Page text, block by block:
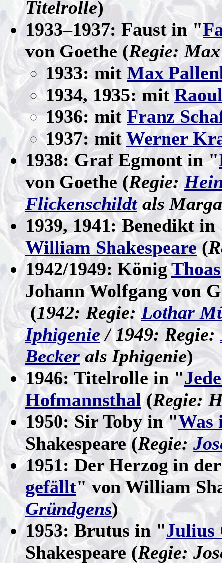
Titelrolle)
1933–1937: Faust in "
von Goethe (Regie:
1933: mit Max
1934, 1935: mit
1936: mitFranz
1937: mit Werner
1938: Graf Egmont in "
von Goethe (Regie:
Flickenschildtals
1939, 1941: Benedikt
William Shakespeare(
1942/1949: KönigThoas
Johann Wolfgang von
(1942: Regie:Lothar
Iphigenie/ 1949: Regie:
Beckerals Iphigenie)
1946: Titelrolle in "
Hofmannsthal(Regie:
1950: Sir Toby in "Was
Shakespeare (Regie:
1951: Der Herzog in
gefällt" von William
Gründgens)
1953: Brutus in "Julius
Shakespeare (Regie: